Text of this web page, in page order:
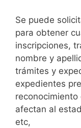
Se puede
para obtener
inscripciones,
nombre y
trámites y
expedientes
afectan al
etc,